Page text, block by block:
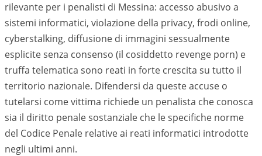
rilevante per i penalisti di Messina: accesso abusivo a
sistemi informatici, violazione della privacy, frodi online,
cyberstalking, diffusione di immagini sessualmente
esplicite senza consenso (il cosiddetto revenge porn) e
truffa telematica sono reati in forte crescita su tutto il
territorio nazionale. Difendersi da queste accuse o
tutelarsi come vittima richiede un penalista che conosca
sia il diritto penale sostanziale che le specifiche norme
del Codice Penale relative ai reati informatici introdotte
negli ultimi anni.